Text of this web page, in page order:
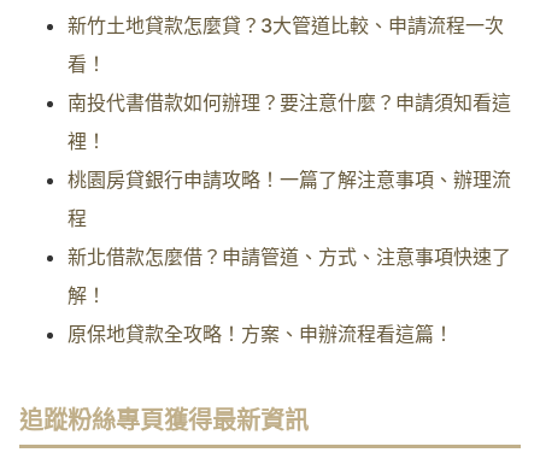
新竹土地貸款怎麼貸？3大管道比較、申請流程一次
看！
南投代書借款如何辦理？要注意什麼？申請須知看這
裡！
桃園房貸銀行申請攻略！一篇了解注意事項、辦理流
程
新北借款怎麼借？申請管道、方式、注意事項快速了
解！
原保地貸款全攻略！方案、申辦流程看這篇！
追蹤粉絲專頁獲得最新資訊